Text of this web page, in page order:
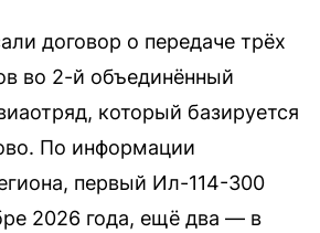
договор о передаче трёх
во 2-й объединённый
который базируется
По информации
первый Ил-114-300
2026 года, ещё два — в